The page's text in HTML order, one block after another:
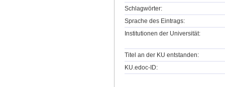
Schlagwörter:
Sprache des Eintrags:
Institutionen der Universität:
Titel an der KU entstanden:
KU.edoc-ID: